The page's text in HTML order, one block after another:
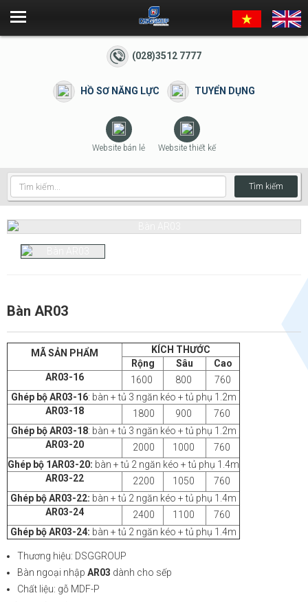
(028)3512 7777
HỒ SƠ NĂNG LỰC TUYỂN DỤNG
Website bán lẻ Website thiết kế
Tìm kiếm
Bàn AR03
MÃ SẢN PHẨM
KÍCH THƯỚC
Rộng
Sâu
Cao
AR03-16
1600 800
760
Ghép bộ AR03-16: bàn + tủ 3 ngăn kéo + tủ phụ 1.2m
AR03-18
1800 900
760
Ghép bộ AR03-18: bàn + tủ 3 ngăn kéo + tủ phụ 1.2m
AR03-20
2000 1000
760
Ghép bộ 1AR03-20: bàn + tủ 2 ngăn kéo + tủ phụ 1.4m
AR03-22
2200 1050
760
Ghép bộ AR03-22: bàn + tủ 2 ngăn kéo + tủ phụ 1.4m
AR03-24
2400 1100
760
Ghép bộ AR03-24: bàn + tủ 2 ngăn kéo + tủ phụ 1.4m
Thương hiệu: DSGGROUP
Bàn ngoại nhập AR03 dành cho sếp
Chất liệu: gỗ MDF-P